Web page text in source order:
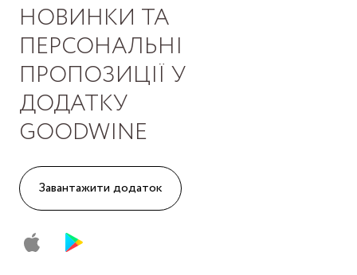
НОВИНКИ ТА
ПЕРСОНАЛЬНІ
ПРОПОЗИЦІЇ У
ДОДАТКУ
GOODWINE
Завантажити додаток